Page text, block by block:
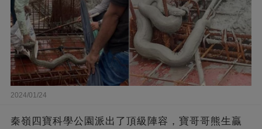
2024/01/24
秦嶺四寶科學公園派出了頂級陣容，寶哥哥熊生贏